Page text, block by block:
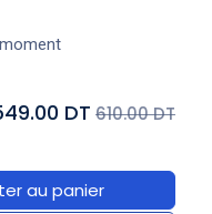
au panier
DT 610.00 DT